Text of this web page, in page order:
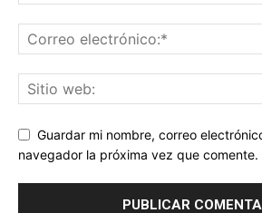
Guardar mi nombre, correo
navegador la próxima vez que comente.